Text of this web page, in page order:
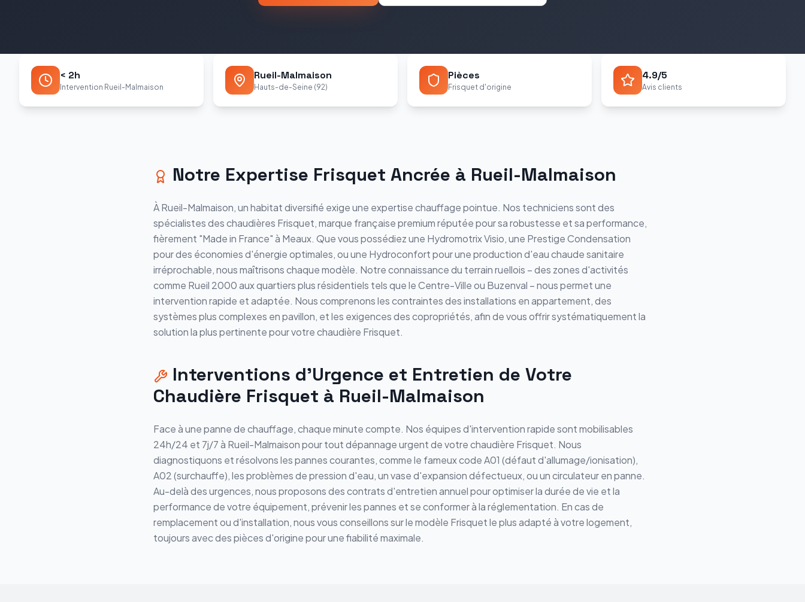
< 2h
Intervention Rueil-Malmaison
Rueil-Malmaison
Hauts-de-Seine (92)
Pièces
Frisquet d'origine
4.9/5
Avis clients
Notre Expertise Frisquet Ancrée à Rueil-Malmaison
À Rueil-Malmaison, un habitat diversifié exige une expertise chauffage pointue. Nos techniciens sont des
spécialistes des chaudières Frisquet, marque française premium réputée pour sa robustesse et sa performance,
fièrement "Made in France" à Meaux. Que vous possédiez une Hydromotrix Visio, une Prestige Condensation
pour des économies d'énergie optimales, ou une Hydroconfort pour une production d'eau chaude sanitaire
irréprochable, nous maîtrisons chaque modèle. Notre connaissance du terrain ruellois – des zones d'activités
comme Rueil 2000 aux quartiers plus résidentiels tels que le Centre-Ville ou Buzenval – nous permet une
intervention rapide et adaptée. Nous comprenons les contraintes des installations en appartement, des
systèmes plus complexes en pavillon, et les exigences des copropriétés, afin de vous offrir systématiquement la
solution la plus pertinente pour votre chaudière Frisquet.
Interventions d'Urgence et Entretien de Votre
Chaudière Frisquet à Rueil-Malmaison
Face à une panne de chauffage, chaque minute compte. Nos équipes d'intervention rapide sont mobilisables
24h/24 et 7j/7 à Rueil-Malmaison pour tout dépannage urgent de votre chaudière Frisquet. Nous
diagnostiquons et résolvons les pannes courantes, comme le fameux code A01 (défaut d'allumage/ionisation),
A02 (surchauffe), les problèmes de pression d'eau, un vase d'expansion défectueux, ou un circulateur en panne.
Au-delà des urgences, nous proposons des contrats d'entretien annuel pour optimiser la durée de vie et la
performance de votre équipement, prévenir les pannes et se conformer à la réglementation. En cas de
remplacement ou d'installation, nous vous conseillons sur le modèle Frisquet le plus adapté à votre logement,
toujours avec des pièces d'origine pour une fiabilité maximale.